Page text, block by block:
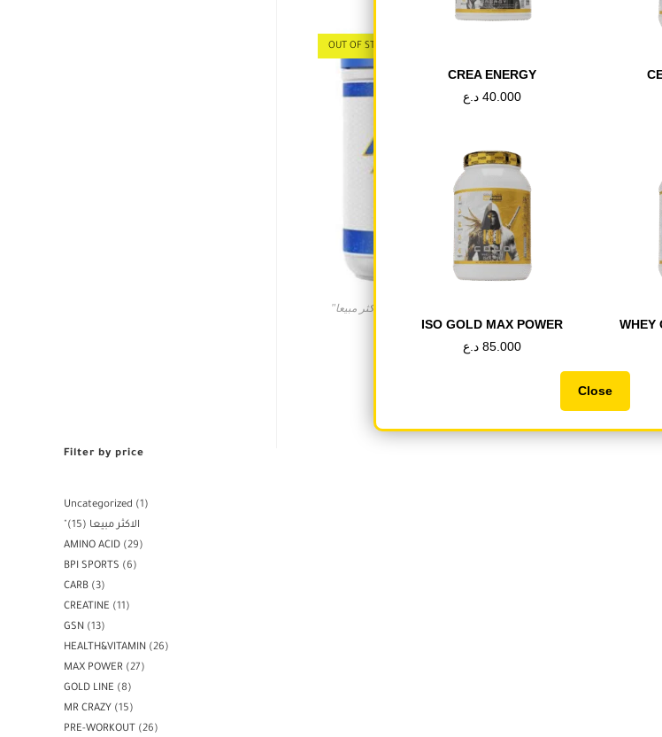
OUT OF STOCK
"الاكثر مبيعا
AMINO TONE&EAA RC
Filter by price
Uncategorized
1
"الاكثر مبيعا
15
AMINO ACID
29
BPI SPORTS
6
CARB
3
CREATINE
11
GSN
13
HEALTH&VITAMIN
26
MAX POWER
27
GOLD LINE
8
MR CRAZY
15
PRE-WORKOUT
26
CREA ENERGY
40.000 د.ع
ISO GOLD MAX POWER
85.000 د.ع
WHEY
Close